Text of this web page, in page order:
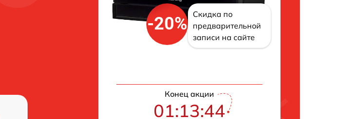
-20%
Скидка по
предварительной
записи на сайте
Конец акции
01:13:43